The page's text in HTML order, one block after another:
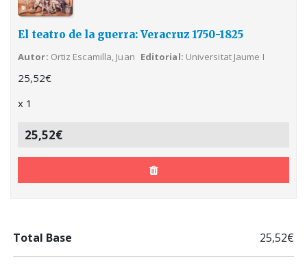
El teatro de la guerra: Veracruz 1750-1825
Autor Ortiz Escamilla, Juan Editorial Universitat Jaume I
25,52€
x 1
25,52€
Total Base 25,52€